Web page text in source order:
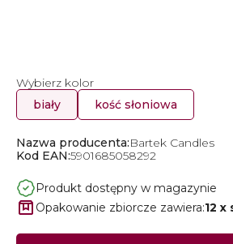
Wybierz kolor
biały
kość słoniowa
Nazwa producenta:Bartek Candles
Kod EAN:5901685058292
Produkt dostępny w magazynie
Opakowanie zbiorcze zawiera:12